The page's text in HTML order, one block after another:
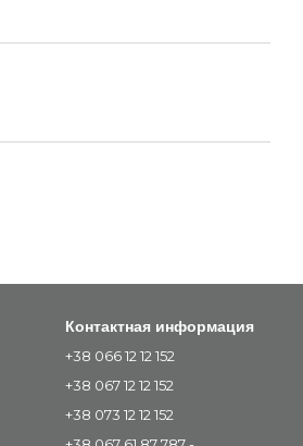
Контактная информация
+38 066 12 12 152
+38 067 12 12 152
+38 073 12 12 152